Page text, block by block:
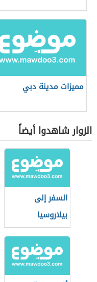
مميزات مدينة دبي
الزوار شاهدوا أيضاً
السفر إلى
بيلاروسيا